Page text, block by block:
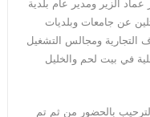
الزير ومدير عام بلدية
عن جامعات وبلديات
التجارية ومجالس التشغيل
في بيت لحم والخليل
بالحضور من ثم تم